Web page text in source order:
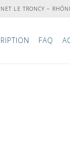
LE TRONCY –
FAQ